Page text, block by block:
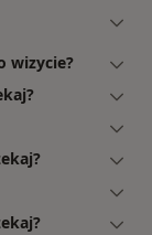
wizycie?